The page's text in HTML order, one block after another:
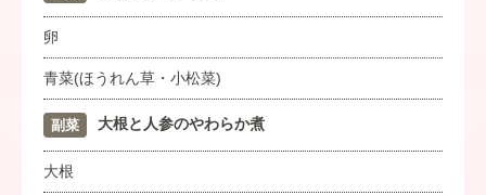
卵
青菜(ほうれん草・小松菜)
副菜 大根と人参のやわらか煮
大根